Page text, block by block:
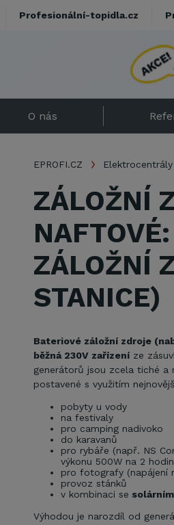
O nás
EPROFI.CZ Elektrocentrály
ZÁLOŽNÍ
ZÁLOŽNÍ
STANICE)
Bateriové záložní zdroje
běžná 230V zařízení ze
generátorů jsou zcela tiché a
postavené s využitím
pobyty u vody
na festivaly
pro camping nadivoko
do karavanů
pro rybáře (např. NS
výkonu 500W na 2
pro fotografy (napájení
provoz stánků
v kombinaci se
Výhodou je narozdíl od
Profesionální-topidla.cz